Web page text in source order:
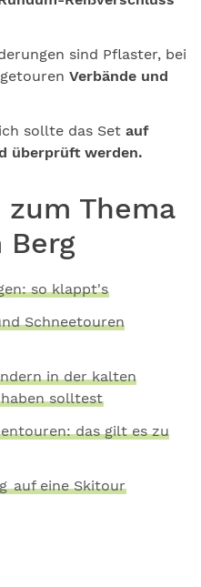
sind Pflaster, bei
Verbände und
sollte das Set auf
überprüft werden.
Thema
Berg
so klappt's
Schneetouren
in der kalten
solltest
das gilt es zu
auf eine Skitour